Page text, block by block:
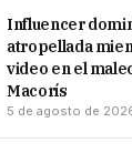
Influencer
atropellada
video en el
Macorís
5 de agosto de